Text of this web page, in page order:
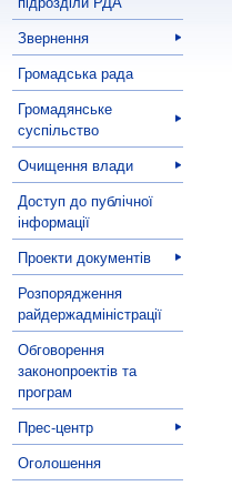
Звернення
Громадська рада
Громадянське
суспільство
Очищення влади
Доступ до публічної
інформації
Проекти документів
Розпорядження
райдержадміністрації
Обговорення
законопроектів та
програм
Прес-центр
Оголошення